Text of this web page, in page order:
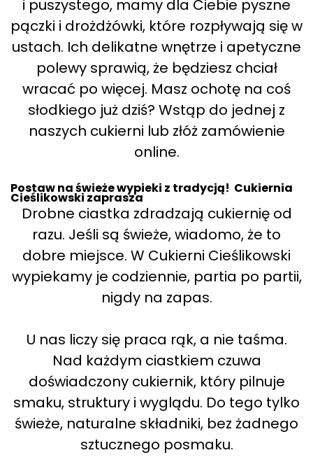
i puszystego, mamy dla Ciebie pyszne
pączki i drożdżówki, które rozpływają się w
ustach. Ich delikatne wnętrze i apetyczne
polewy sprawią, że będziesz chciał
wracać po więcej. Masz ochotę na coś
słodkiego już dziś? Wstąp do jednej z
naszych cukierni lub złóż zamówienie
online.
Postaw na świeże wypieki z tradycją! Cukiernia
Cieślikowski zaprasza
Drobne ciastka zdradzają cukiernię od
razu. Jeśli są świeże, wiadomo, że to
dobre miejsce. W Cukierni Cieślikowski
wypiekamy je codziennie, partia po partii,
nigdy na zapas.
U nas liczy się praca rąk, a nie taśma.
Nad każdym ciastkiem czuwa
doświadczony cukiernik, który pilnuje
smaku, struktury i wyglądu. Do tego tylko
świeże, naturalne składniki, bez żadnego
sztucznego posmaku.